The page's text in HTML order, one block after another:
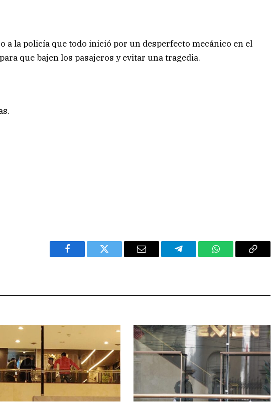
a la policía que todo inició por un desperfecto mecánico en el
que bajen los pasajeros y evitar una tragedia.
Facebook Twitter Email Telegram WhatsAppCopy